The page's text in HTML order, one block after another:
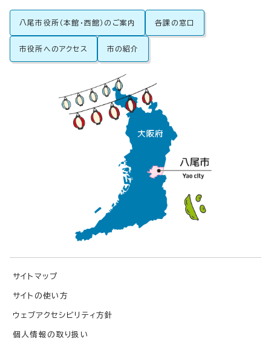
八尾市役所（本館・西館）のご案内 各課の窓口
市役所へのアクセス 市の紹介
サイトマップ
サイトの使い方
ウェブアクセシビリティ方針
個人情報の取り扱い